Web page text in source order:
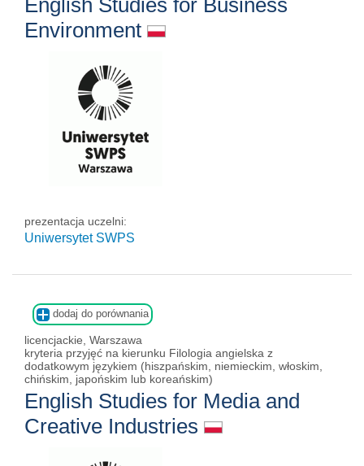
English Studies for Business
Environment
prezentacja uczelni:
Uniwersytet SWPS
dodaj do porównania
licencjackie, Warszawa
kryteria przyjęć na kierunku Filologia angielska z
dodatkowym językiem (hiszpańskim, niemieckim, włoskim,
chińskim, japońskim lub koreańskim)
English Studies for Media and
Creative Industries